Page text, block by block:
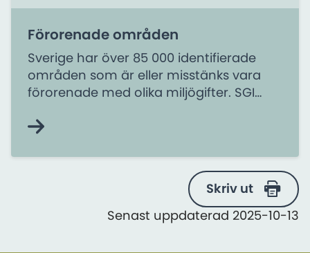
Förorenade områden
Sverige har över 85 000 identifierade
områden som är eller misstänks vara
förorenade med olika miljögifter. SGI
sanering och återställning av
länsstyrelser och kommuner.
Skriv ut
Senast uppdaterad 2025-10-13